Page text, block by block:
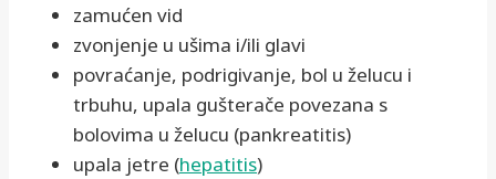
zamućen vid
zvonjenje u ušima i/ili glavi
povraćanje, podrigivanje, bol u želucu i
trbuhu, upala gušterače povezana s
bolovima u želucu (pankreatitis)
upala jetre (hepatitis)